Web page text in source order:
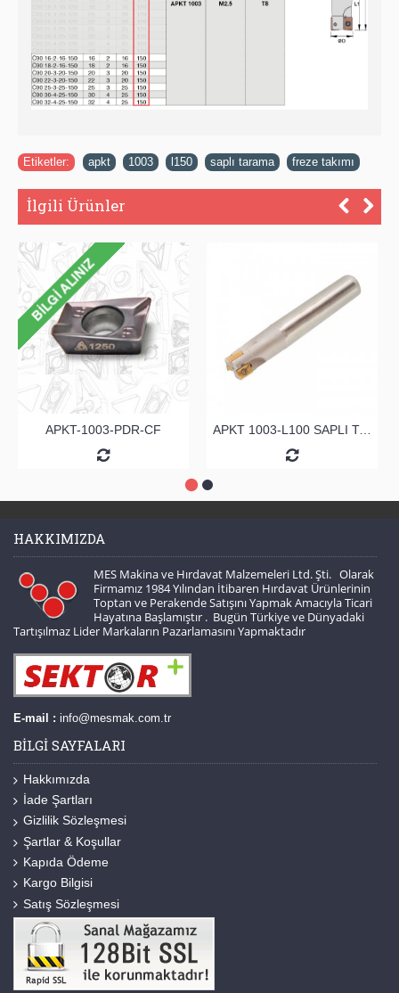
Etiketler: apkt 1003 l150 saplı tarama freze takımı
İlgili Ürünler
APKT-1003-PDR-CF APKT 1003-L100 SAPLI TARAMA
HAKKIMIZDA
MES Makina ve Hırdavat Malzemeleri Ltd. Şti. Olarak
Firmamız 1984 Yılından İtibaren Hırdavat Ürünlerinin
Toptan ve Perakende Satışını Yapmak Amacıyla Ticari
Hayatına Başlamıştır . Bugün Türkiye ve Dünyadaki
Tartışılmaz Lider Markaların Pazarlamasını Yapmaktadır
E-mail : info@mesmak.com.tr
BILGI SAYFALARI
Hakkımızda
İade Şartları
Gizlilik Sözleşmesi
Şartlar & Koşullar
Kapıda Ödeme
Kargo Bilgisi
Satış Sözleşmesi